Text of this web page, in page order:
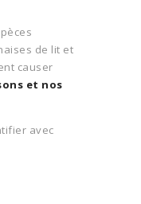
de lit et
causer
et nos
avec